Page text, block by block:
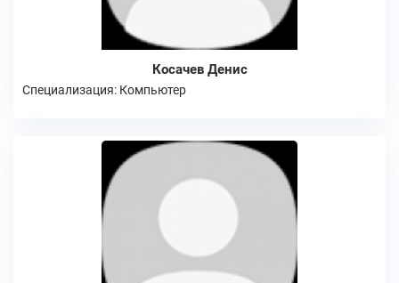
Косачев Денис
Специализация: Компьютер